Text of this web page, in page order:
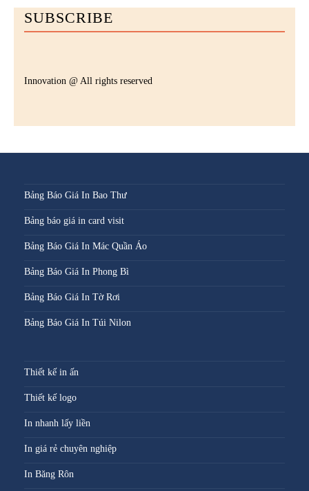
SUBSCRIBE
Innovation @ All rights reserved
Bảng Báo Giá In Bao Thư
Bảng báo giá in card visit
Bảng Báo Giá In Mác Quần Áo
Bảng Báo Giá In Phong Bì
Bảng Báo Giá In Tờ Rơi
Bảng Báo Giá In Túi Nilon
Thiết kế in ấn
Thiết kế logo
In nhanh lấy liền
In giá rẻ chuyên nghiệp
In Băng Rôn